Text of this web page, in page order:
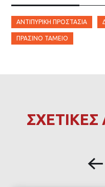
ΑΝΤΙΠΥΡΙΚΉ ΠΡΟΣΤΑΣΊΑ
ΠΡΆΣΙΝΟ ΤΑΜΕΊΟ